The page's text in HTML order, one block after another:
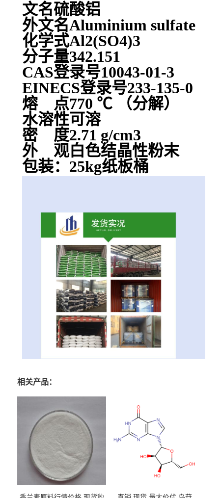
文名硫酸铝
外文名Aluminium sulfate
化学式Al2(SO4)3
分子量342.151
CAS登录号10043-01-3
EINECS登录号233-135-0
熔 点770 ℃ （分解）
水溶性可溶
密 度2.71 g/cm3
外 观白色结晶性粉末
包装：25kg纸板桶
相关产品：